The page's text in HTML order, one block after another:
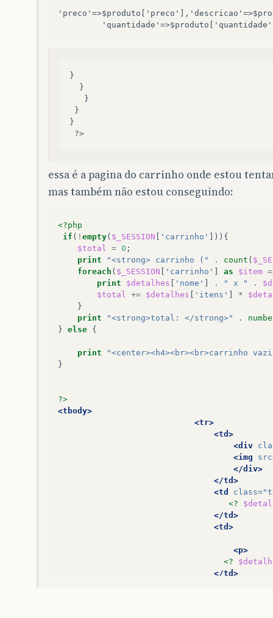
}
  }
   }
}
}
?>
essa é a pagina do carrinho onde estou
mas também não estou conseguindo:
<?php
if ( ! empty( $_SESSION 'carrinho'
])){
$total
= 0 ;
print
"<strong> carrinho (" . count (
foreach ( $_SESSION 'carrinho' as $item
print
$detalhes 'nome' . " x " .
$total
+= $detalhes 'itens' *
}
print
"<strong>total: </strong>" .
} else {
print
"<center><h4><br><br>carrinho
}
?>
<tbody>
<tr>
<td>
<div
<img
</div>
</td>
<td
class=
<?
</td>
<td>
<p>
<?
</td>